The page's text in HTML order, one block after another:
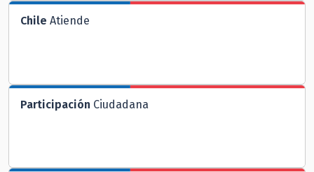
Chile Atiende
Participación Ciudadana